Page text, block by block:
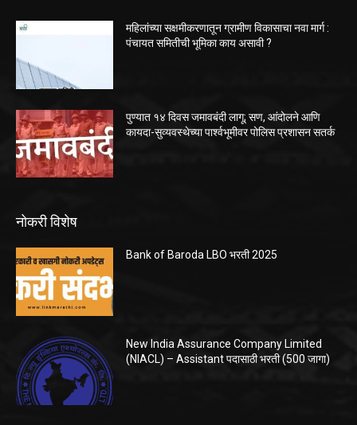
महिलांच्या सक्षमीकरणातून ग्रामीण विकासाचा नवा मार्ग :
पंचायत समितीची भूमिका काय असावी ?
पुण्यात १४ दिवस जमावबंदी लागू; सण, आंदोलने आणि
कायदा-सुव्यवस्थेच्या पार्श्वभूमीवर पोलिस प्रशासन सतर्क
नोकरी विशेष
Bank of Baroda LBO भरती 2025
New India Assurance Company Limited
(NIACL) – Assistant पदासाठी भरती (500 जागा)